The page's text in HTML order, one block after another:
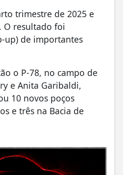
trimestre de 2025 e
O resultado foi
up) de importantes
o P-78, no campo de
e Anita Garibaldi,
10 novos poços
e três na Bacia de